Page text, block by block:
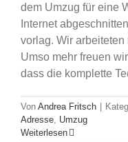
dem Umzug für eine
Internet
vorlag. Wir
Umso mehr freuen
dass die komplette
Von Andrea Fritsch
Adresse Umzug
Weiterlesen